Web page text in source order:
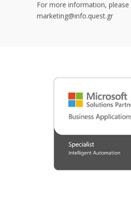
For more information,
marketing@info.quest.gr